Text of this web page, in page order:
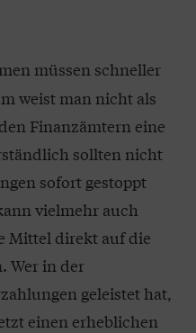
müssen schneller
weist man nicht als
Finanzämtern eine
sollten nicht
sofort gestoppt
vielmehr auch
Mittel direkt auf die
Wer in der
geleistet hat,
einen erheblichen